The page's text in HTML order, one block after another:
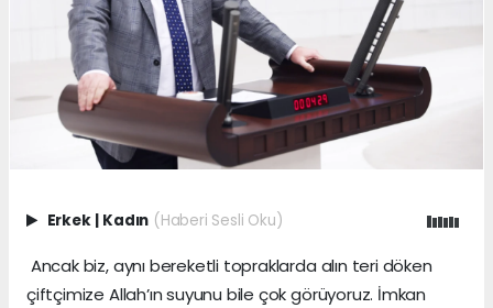
Erkek Kadın (Haberi Sesli Oku)
Ancak biz, aynı bereketli topraklarda alın teri döken
çiftçimize Allah’ın suyunu bile çok görüyoruz. İmkan